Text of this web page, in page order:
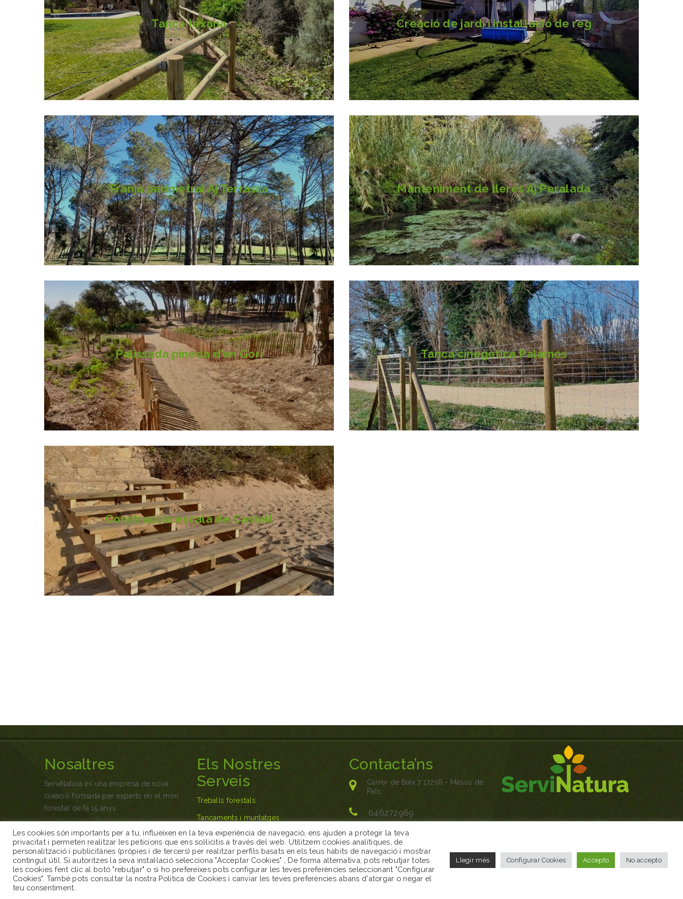
Tanca texana Creació de jardí i instal·lació de reg
Franja perimetral Aj Terrassa Manteniment de lleres Aj Peralada
Palissada pineda d'en Gori Tanca cinegètica Palamós
Construcció escala de Castell
Nosaltres
ServiNatura és una empresa de nova
creació formada per experts en el món
forestal de fa 15 anys.
professionals en el sector, tant com per
a recuperació d'espais en el medi o per
seguretat en cas d'un incendi en zones
properes a edificacions
LLEGIR MÉS
Els Nostres
Serveis
Treballs forestals
Tancaments i muntatges
Recuperació del medi
Jardineria i creació d'espais
Contacta’ns
Carrer de Baix 7 17256 - Masos de
Pals
646272969
info@servinatura.cat
Les cookies són importants per a tu, influeixen en la teva experiència de navegació, ens ajuden a protegir la teva
privacitat i permeten realitzar les peticions que ens sol·licitis a través del web. Utilitzem cookies analítiques, de
personalització i publicitàries (pròpies i de tercers) per realitzar perfils basats en els teus hàbits de navegació i mostrar
contingut útil. Si autoritzes la seva instal·lació selecciona "Acceptar Cookies" , De forma alternativa, pots rebutjar totes
les cookies fent clic al botó "rebutjar" o si ho prefereixes pots configurar les teves preferències seleccionant "Configurar
Cookies". També pots consultar la nostra Política de Cookies i canviar les teves preferències abans d'atorgar o negar el
teu consentiment..
Llegir més Configurar Cookies Accepto No accepto